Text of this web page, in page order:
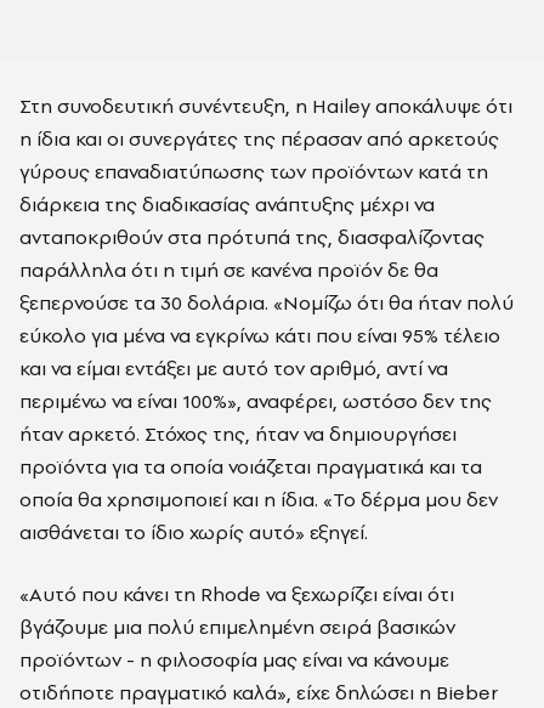
Στη συνοδευτική συνέντευξη, η Hailey αποκάλυψε ότι
η ίδια και οι συνεργάτες της πέρασαν από αρκετούς
γύρους επαναδιατύπωσης των προϊόντων κατά τη
διάρκεια της διαδικασίας ανάπτυξης μέχρι να
ανταποκριθούν στα πρότυπά της, διασφαλίζοντας
παράλληλα ότι η τιμή σε κανένα προϊόν δε θα
ξεπερνούσε τα 30 δολάρια. «Νομίζω ότι θα ήταν πολύ
εύκολο για μένα να εγκρίνω κάτι που είναι 95% τέλειο
και να είμαι εντάξει με αυτό τον αριθμό, αντί να
περιμένω να είναι 100%», αναφέρει, ωστόσο δεν της
ήταν αρκετό. Στόχος της, ήταν να δημιουργήσει
προϊόντα για τα οποία νοιάζεται πραγματικά και τα
οποία θα χρησιμοποιεί και η ίδια. «Το δέρμα μου δεν
αισθάνεται το ίδιο χωρίς αυτό» εξηγεί.
«Αυτό που κάνει τη Rhode να ξεχωρίζει είναι ότι
βγάζουμε μια πολύ επιμελημένη σειρά βασικών
προϊόντων - η φιλοσοφία μας είναι να κάνουμε
οτιδήποτε πραγματικό καλά», είχε δηλώσει η Bieber